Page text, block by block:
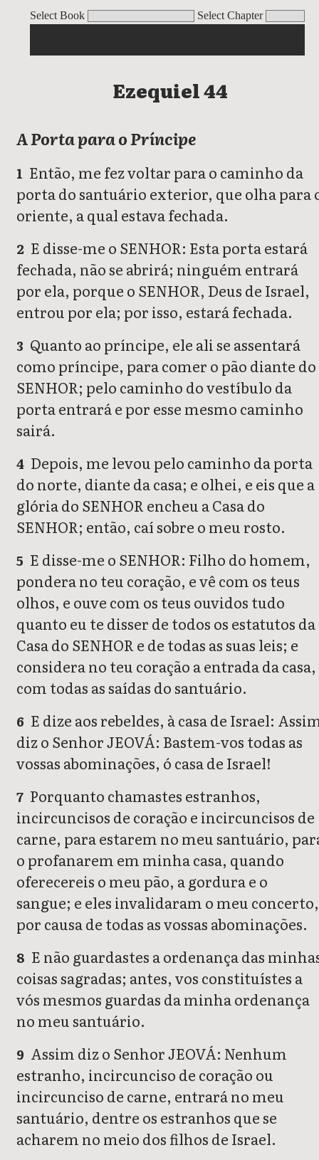
Select Book Select Chapter
Ezequiel
Ezequiel 44
A Porta para o Príncipe
1 Então, me fez voltar para o caminho da
porta do santuário exterior, que olha para
oriente, a qual estava fechada.
2 E disse-me o SENHOR: Esta porta estará
fechada, não se abrirá; ninguém entrará
por ela, porque o SENHOR, Deus de Israel,
entrou por ela; por isso, estará fechada.
3 Quanto ao príncipe, ele ali se assentará
como príncipe, para comer o pão diante do
SENHOR; pelo caminho do vestíbulo da
porta entrará e por esse mesmo caminho
sairá.
4 Depois, me levou pelo caminho da porta
do norte, diante da casa; e olhei, e eis que a
glória do SENHOR encheu a Casa do
SENHOR; então, caí sobre o meu rosto.
5 E disse-me o SENHOR: Filho do homem,
pondera no teu coração, e vê com os teus
olhos, e ouve com os teus ouvidos tudo
quanto eu te disser de todos os estatutos da
Casa do SENHOR e de todas as suas leis; e
considera no teu coração a entrada da casa,
com todas as saídas do santuário.
6 E dize aos rebeldes, à casa de Israel:
diz o Senhor JEOVÁ: Bastem-vos todas as
vossas abominações, ó casa de Israel!
7 Porquanto chamastes estranhos,
incircuncisos de coração e incircuncisos de
carne, para estarem no meu santuário,
o profanarem em minha casa, quando
oferecereis o meu pão, a gordura e o
sangue; e eles invalidaram o meu concerto,
por causa de todas as vossas abominações.
8 E não guardastes a ordenança das
coisas sagradas; antes, vos constituístes a
vós mesmos guardas da minha ordenança
no meu santuário.
9 Assim diz o Senhor JEOVÁ: Nenhum
estranho, incircunciso de coração ou
incircunciso de carne, entrará no meu
santuário, dentre os estranhos que se
acharem no meio dos filhos de Israel.